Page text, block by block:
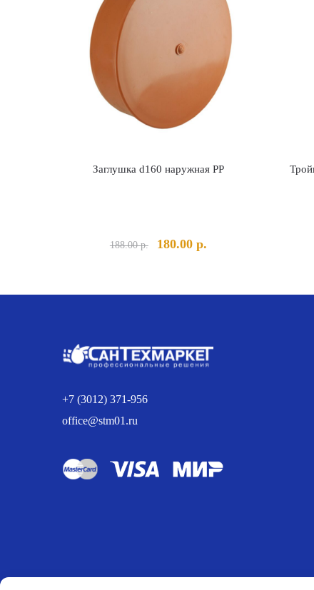
Заглушка d160 наружная PP
188.00р.
Первоначальная
188.00 р..
180.00 р.
+7 (3012) 371-956
office@stm01.ru